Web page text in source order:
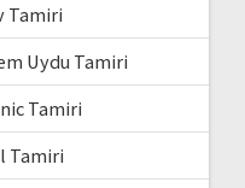
Tamiri
Uydu Tamiri
Tamiri
Tamiri